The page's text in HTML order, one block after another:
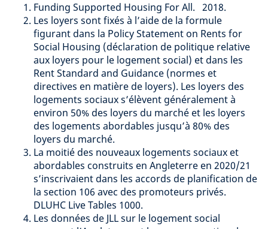
Funding Supported Housing For All. 2018.
Les loyers sont fixés à l’aide de la formule
figurant dans la Policy Statement on Rents for
Social Housing (déclaration de politique relative
aux loyers pour le logement social) et dans les
Rent Standard and Guidance (normes et
directives en matière de loyers). Les loyers des
logements sociaux s’élèvent généralement à
environ 50% des loyers du marché et les loyers
des logements abordables jusqu’à 80% des
loyers du marché.
La moitié des nouveaux logements sociaux et
abordables construits en Angleterre en 2020/21
s’inscrivaient dans les accords de planification de
la section 106 avec des promoteurs privés.
DLUHC Live Tables 1000.
Les données de JLL sur le logement social